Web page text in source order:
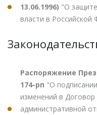
13.06.1996) "О
власти в Российской
Распоряжение
174-рп "О
изменений в
административной